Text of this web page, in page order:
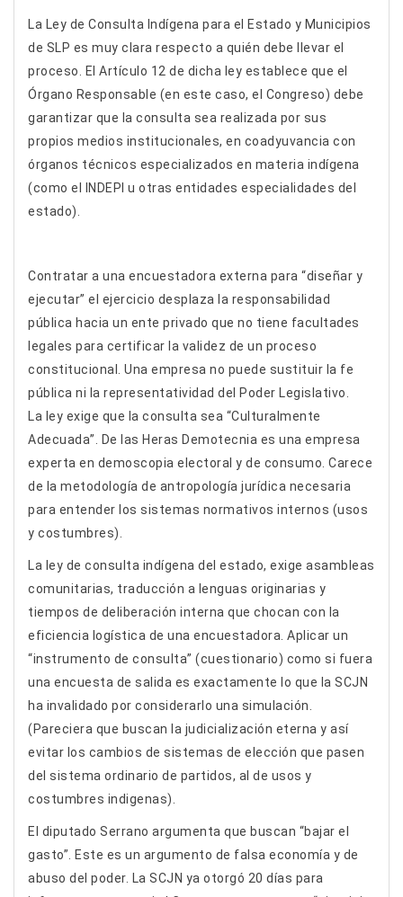
La Ley de Consulta Indígena para el Estado y Municipios
de SLP es muy clara respecto a quién debe llevar el
proceso. El Artículo 12 de dicha ley establece que el
Órgano Responsable (en este caso, el Congreso) debe
garantizar que la consulta sea realizada por sus
propios medios institucionales, en coadyuvancia con
órganos técnicos especializados en materia indígena
(como el INDEPI u otras entidades especialidades del
estado).
Contratar a una encuestadora externa para “diseñar y
ejecutar” el ejercicio desplaza la responsabilidad
pública hacia un ente privado que no tiene facultades
legales para certificar la validez de un proceso
constitucional. Una empresa no puede sustituir la fe
pública ni la representatividad del Poder Legislativo.
La ley exige que la consulta sea “Culturalmente
Adecuada”. De las Heras Demotecnia es una empresa
experta en demoscopia electoral y de consumo. Carece
de la metodología de antropología jurídica necesaria
para entender los sistemas normativos internos (usos
y costumbres).
La ley de consulta indígena del estado, exige asambleas
comunitarias, traducción a lenguas originarias y
tiempos de deliberación interna que chocan con la
eficiencia logística de una encuestadora. Aplicar un
“instrumento de consulta” (cuestionario) como si fuera
una encuesta de salida es exactamente lo que la SCJN
ha invalidado por considerarlo una simulación.
(Pareciera que buscan la judicialización eterna y así
evitar los cambios de sistemas de elección que pasen
del sistema ordinario de partidos, al de usos y
costumbres indigenas).
El diputado Serrano argumenta que buscan “bajar el
gasto”. Este es un argumento de falsa economía y de
abuso del poder. La SCJN ya otorgó 20 días para